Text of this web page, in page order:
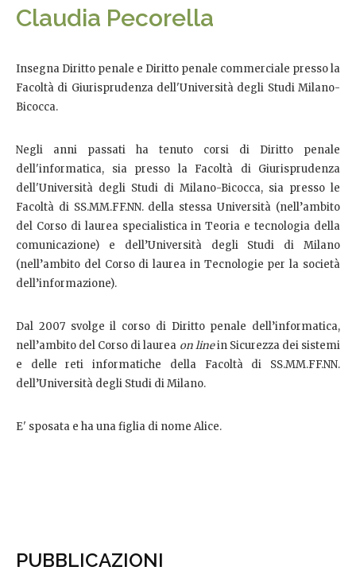
Claudia Pecorella
Insegna Diritto penale e Diritto penale commerciale presso la
Facoltà di Giurisprudenza dell'Università degli Studi Milano-
Bicocca.
Negli anni passati ha tenuto corsi di Diritto penale
dell'informatica, sia presso la Facoltà di Giurisprudenza
dell'Università degli Studi di Milano-Bicocca, sia presso le
Facoltà di SS.MM.FF.NN. della stessa Università (nell’ambito
del Corso di laurea specialistica in Teoria e tecnologia della
comunicazione) e dell’Università degli Studi di Milano
(nell’ambito del Corso di laurea in Tecnologie per la società
dell’informazione).
Dal 2007 svolge il corso di Diritto penale dell’informatica,
nell’ambito del Corso di laurea on linein Sicurezza dei sistemi
e delle reti informatiche della Facoltà di SS.MM.FF.NN.
dell’Università degli Studi di Milano.
E' sposata e ha una figlia di nome Alice.
PUBBLICAZIONI